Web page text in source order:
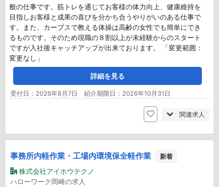
般の仕事です。筋トレを通じてお客様の体力向上、健康維持を
目指しお客様と成果の喜びを分かち合うやりがいのある仕事で
す。また、カーブスで教える体操は高齢の女性でも簡単にでき
るものです。そのため現職の８割以上が未経験からのスタート
ですが入社後キャッチアップが出来ております。 「変更範囲：
変更なし」
詳細を見る
受付日：2026年8月7日 紹介期限日：2026年10月31日
関連求人
事務所内軽作業・工場内環境保全軽作業 新着
株式会社アイホウテクノ
ハローワーク岡崎の求人